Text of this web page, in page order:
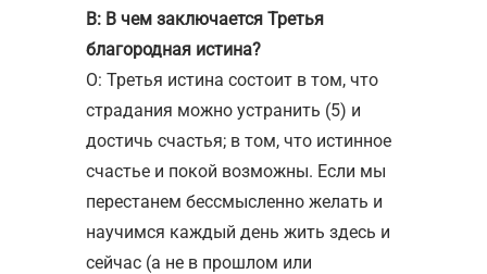
В: В чем заключается Третья
благородная истина?
О: Третья истина состоит в том, что
страдания можно устранить (5) и
достичь счастья; в том, что истинное
счастье и покой возможны. Если мы
перестанем бессмысленно желать и
научимся каждый день жить здесь и
сейчас (а не в прошлом или